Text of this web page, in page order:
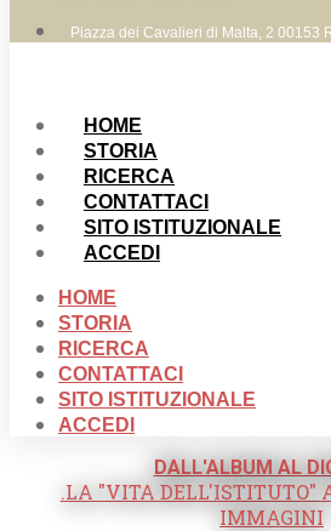
Piazza dei Cavalieri di Malta, 2 00153
HOME
STORIA
RICERCA
CONTATTACI
SITO ISTITUZIONALE
ACCEDI
HOME
STORIA
RICERCA
CONTATTACI
SITO ISTITUZIONALE
ACCEDI
DALL'ALBUM AL
.LA "VITA DELL'ISTITUTO"
IMMAGINI